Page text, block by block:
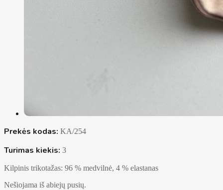
Prekės kodas: KA/254
Turimas kiekis: 3
Kilpinis trikotažas: 96 % medvilnė, 4 % elastanas
Nešiojama iš abiejų pusių.